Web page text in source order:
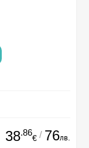
38.86
€ / 76лв.